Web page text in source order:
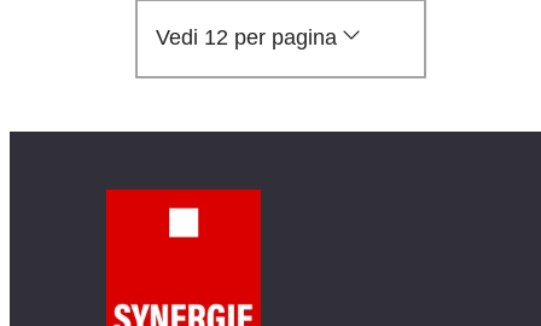
Vedi 12 per pagina